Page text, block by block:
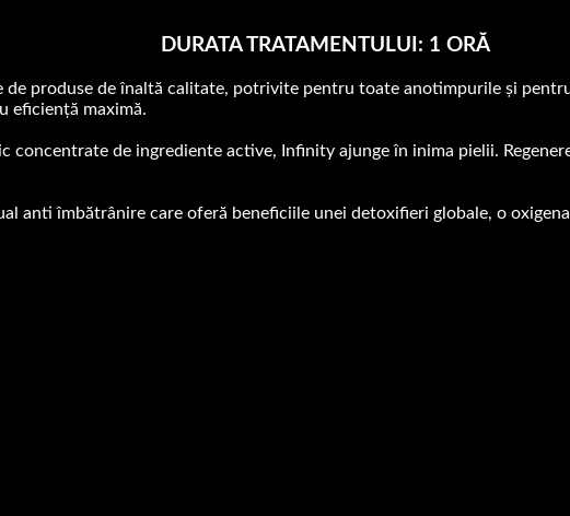
DURATA TRATAMENTULUI: 1 ORĂ
produse de înaltă calitate, potrivite pentru toate anotimpurile și
eficiență maximă.
de ingrediente active, Infinity ajunge în inima pielii.
anti îmbătrânire care oferă beneficiile unei detoxifieri globale, o
intensiv Infinity, este util să vă amintiți că pentru a obține beneficii maxime,